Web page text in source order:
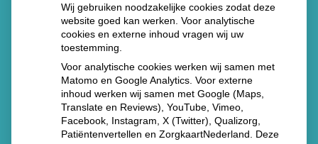
Den Elterweg 77
7207 AE Zutphen
Tel. 088 - 105 3399
Gelre Apotheek Apeldoorn
Albert Schweitzerlaan 31 (route 2)
7334 DZ Apeldoorn
088 – 105 3389
Wij gebruiken noodzakelijke cookies zodat deze
website goed kan werken. Voor analytische
cookies en externe inhoud vragen wij uw
toestemming.
Voor analytische cookies werken wij samen met
Matomo en Google Analytics. Voor externe
inhoud werken wij samen met Google (Maps,
Translate en Reviews), YouTube, Vimeo,
Facebook, Instagram, X (Twitter), Qualizorg,
Patiëntenvertellen en ZorgkaartNederland. Deze